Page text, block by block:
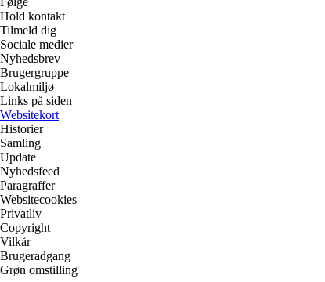
Hold kontakt
Tilmeld dig
Sociale medier
Nyhedsbrev
Brugergruppe
Lokalmiljø
Links på siden
Websitekort
Historier
Samling
Update
Nyhedsfeed
Paragraffer
Websitecookies
Privatliv
Copyright
Vilkår
Brugeradgang
Grøn omstilling